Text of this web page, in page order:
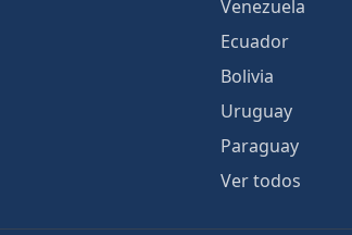
Venezuela
Ecuador
Bolivia
Uruguay
Paraguay
Ver todos